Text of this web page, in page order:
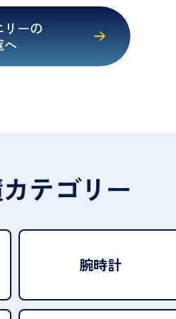
リーの
へ
テゴリー
腕時計